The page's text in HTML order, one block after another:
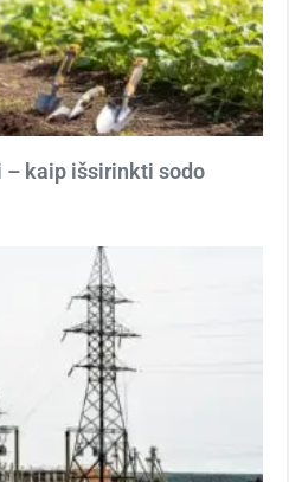
kaip išsirinkti sodo